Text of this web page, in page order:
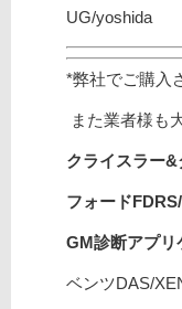
UG/yoshida
*弊社でご購入
また業者様も
クライスラー
フォードFDRS/
GM診断アプリ
ベンツDAS/